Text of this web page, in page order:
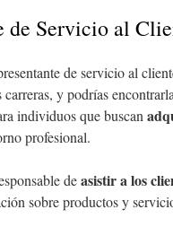
de Servicio al
de servicio al
y podrías
individuos que buscan
profesional.
deasistir a los
sobre productos y